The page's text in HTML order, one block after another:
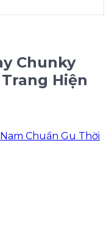
Chunky
Hiện